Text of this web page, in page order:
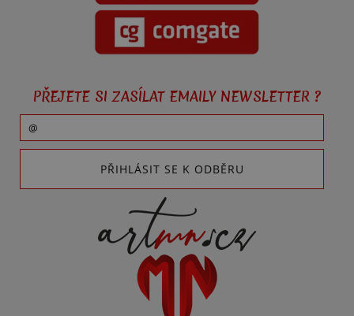
PŘEJETE SI ZASÍLAT EMAILY NEWSLETTER ?